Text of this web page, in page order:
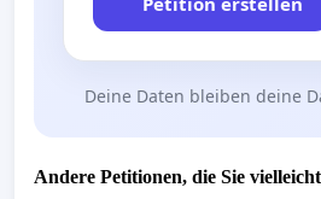
Deine Daten bleiben deine
Andere Petitionen, die Sie